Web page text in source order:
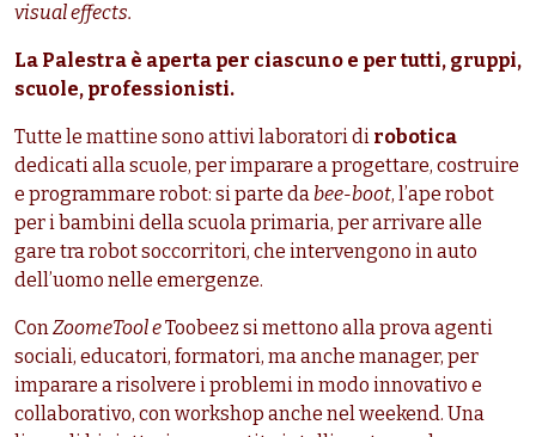
visual effects.
La Palestra è aperta per ciascuno e per tutti, gruppi,
scuole, professionisti.
Tutte le mattine sono attivi laboratori di robotica
dedicati alla scuole, per imparare a progettare, costruire
e programmare robot: si parte dabee-boot, l’ape robot
per i bambini della scuola primaria, per arrivare alle
gare tra robot soccorritori, che intervengono in auto
dell’uomo nelle emergenze.
ConZoomeTool eToobeez si mettono alla prova agenti
sociali, educatori, formatori, ma anche manager, per
imparare a risolvere i problemi in modo innovativo e
collaborativo, con workshop anche nel weekend. Una